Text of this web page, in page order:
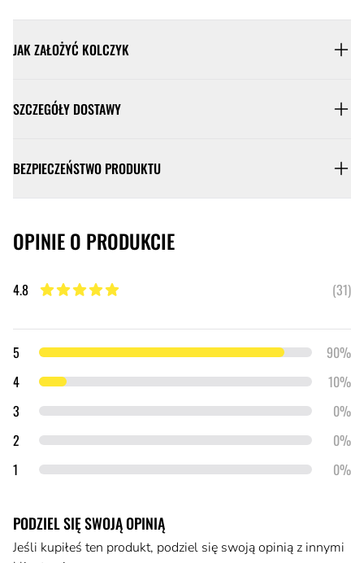
JAK ZAŁOŻYĆ KOLCZYK
SZCZEGÓŁY DOSTAWY
BEZPIECZEŃSTWO PRODUKTU
OPINIE O PRODUKCIE
4.8
(31)
Szczegóły opinii
5 gwiazdek
90%
4gwiazdki
10%
3 gwiazdki
0%
2 gwiazdki
0%
1 gwiazdka 0%
PODZIEL SIĘ SWOJĄ OPINIĄ
Jeśli kupiłeś ten produkt, podziel się swoją opinią z innymi